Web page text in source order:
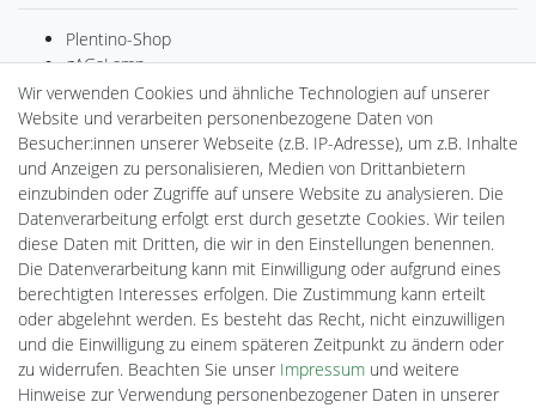
Plentino-Shop
gAGaLamp
Drohnenstore24
MeinUSB
Batteriespeicher
PlentiSolar
Gebrauchtlicht
Ledkauf
DEYESOLAR
Lightech Connect
CardanLight Europe
FORTIMO LEDs
Cardanlight-Shop
Wallbox24
Wir verwenden Cookies und ähnliche Technologien auf unserer
Website und verarbeiten personenbezogene Daten von
Besucher:innen unserer Webseite (z.B. IP-Adresse), um z.B. Inhalte
und Anzeigen zu personalisieren, Medien von Drittanbietern
einzubinden oder Zugriffe auf unsere Website zu analysieren. Die
Datenverarbeitung erfolgt erst durch gesetzte Cookies. Wir teilen
diese Daten mit Dritten, die wir in den Einstellungen benennen.
Die Datenverarbeitung kann mit Einwilligung oder aufgrund eines
berechtigten Interesses erfolgen. Die Zustimmung kann erteilt
oder abgelehnt werden. Es besteht das Recht, nicht einzuwilligen
und die Einwilligung zu einem späteren Zeitpunkt zu ändern oder
zu widerrufen. Beachten Sie unser Impressum und weitere
Hinweise zur Verwendung personenbezogener Daten in unserer